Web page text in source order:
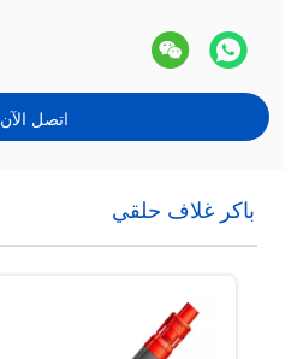
اتصل الآن
باكر غلاف حلقي